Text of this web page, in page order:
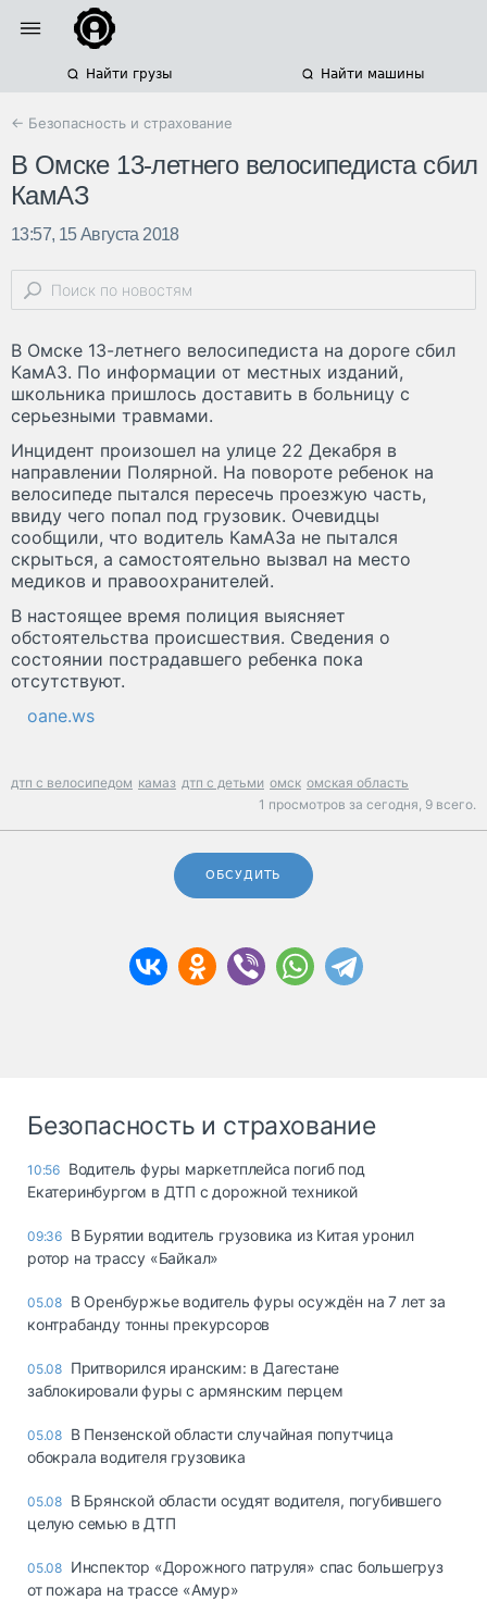
Найти грузы Найти машины
← Безопасность и страхование
В Омске 13-летнего велосипедиста сбил
КамАЗ
13:57, 15 Августа 2018
В Омске 13-летнего велосипедиста на дороге сбил
КамАЗ. По информации от местных изданий,
школьника пришлось доставить в больницу с
серьезными травмами.
Инцидент произошел на улице 22 Декабря в
направлении Полярной. На повороте ребенок на
велосипеде пытался пересечь проезжую часть,
ввиду чего попал под грузовик. Очевидцы
сообщили, что водитель КамАЗа не пытался
скрыться, а самостоятельно вызвал на место
медиков и правоохранителей.
В настоящее время полиция выясняет
обстоятельства происшествия. Сведения о
состоянии пострадавшего ребенка пока
отсутствуют.
oane.ws
дтп с велосипедом камаз дтп с детьми омск омская область
1 просмотров за сегодня, 9 всего.
ОБСУДИТЬ
Безопасность и страхование
10:56 Водитель фуры маркетплейса погиб под
Екатеринбургом в ДТП с дорожной техникой
09:36 В Бурятии водитель грузовика из Китая уронил
ротор на трассу «Байкал»
05.08 В Оренбуржье водитель фуры осуждён на 7 лет за
контрабанду тонны прекурсоров
05.08 Притворился иранским: в Дагестане
заблокировали фуры с армянским перцем
05.08 В Пензенской области случайная попутчица
обокрала водителя грузовика
05.08 В Брянской области осудят водителя, погубившего
целую семью в ДТП
05.08 Инспектор «Дорожного патруля» спас большегруз
от пожара на трассе «Амур»